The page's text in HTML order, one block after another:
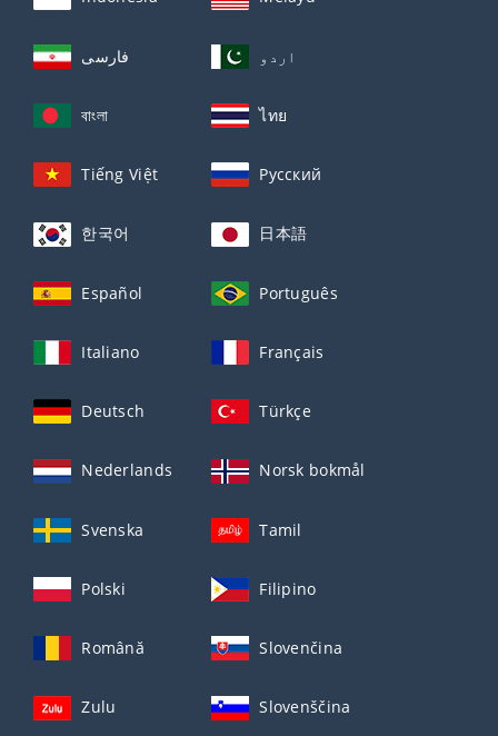
فارسی اردو
বাংলা ไทย
Tiếng Việt Русский
한국어 日本語
Español Português
Italiano Français
Deutsch Türkçe
Nederlands Norsk bokmål
Svenska Tamil
Polski Filipino
Română Slovenčina
Zulu Slovenščina